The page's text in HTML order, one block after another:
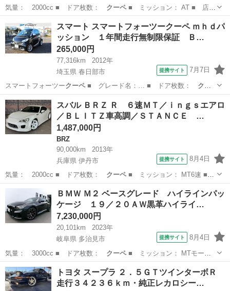
気量： 2000cc ■ ドア枚数： クーペ■ ミッション： AT ■ 店舗
PR…
スマート スマートフォーツークーペ ｍｈｄパ
ッション １年間走行無制限保証 Ｂ…
265,000円
77,316km
2012年
埼玉県 春日部市
提携サイト 7月7日
スマートフォーツークーペ ■ グレード名：… ■ ドア枚数： クー
ペ■ ミッション：…
埼玉 春日部市
スバル ＢＲＺ Ｒ ６速ＭＴ／ｉｎｇｓエアロ
／ＢＬＩＴＺ車高調／ＳＴＡＮＣＥ …
1,487,000円
BRZ
90,000km
2013年
兵庫県 伊丹市
提携サイト 8月4日
気量： 2000cc ■ ドア枚数： クーペ■ ミッション： MT6速 ■
店舗…
兵庫
ＢＭＷ Ｍ２ ベースグレード ハイラインパッ
ケージ １９／２０ＡＷ黒革ハイライ…
7,230,000円
20,101km
2023年
岐阜県 多治見市
提携サイト 8月4日
気量： 3000cc ■ ドア枚数： クーペ■ ミッション： MTモード
付きAT…
岐阜 多治見市 BMW
トヨタ スープラ ２．５ＧＴツインターボＲ
走行３４２３６ｋｍ・純正レカロシー…